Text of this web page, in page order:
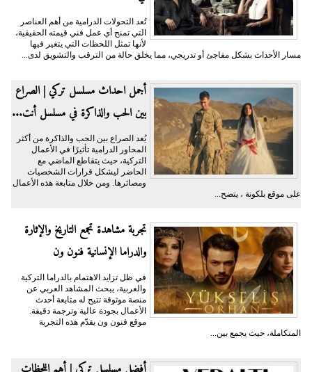
تُعد التحولات الدرامية من أهم العناصر
التي تمنح أي عمل فني قيمته الحقيقية،
لأنها تمثل اللحظات التي يتغير فيها
مسار الأحداث بشكل مفاجئ أو تدريجي، مما يخلق حالة من الترقب والتشويق لدى...
أجمل احداث مسلسل تركي | الصراع
بين الحب والذاكرة في مسلسل أنت...
يُعد الصراع بين الحب والذاكرة من أكثر
المحاور الدرامية تأثيرًا في الأعمال
التركية، حيث يتقاطع الماضي مع
الحاضر ليشكل قرارات الشخصيات
ومصائرها. ومن خلال متابعة هذه الأعمال
على موقع بلكونة ، يتضح...
تجربة مشاهدة تجمع التاريخ والإثارة
والدراما الإنسانية فنون ون
في ظل تزايد الاهتمام بالدراما التركية
والعربية، يبحث المشاهد العربي عن
منصة موثوقة تتيح له متابعة أحدث
الأعمال بجودة عالية وترجمة دقيقة.
موقع فنون ون يقدّم هذه التجربة
المتكاملة، حيث يجمع بين...